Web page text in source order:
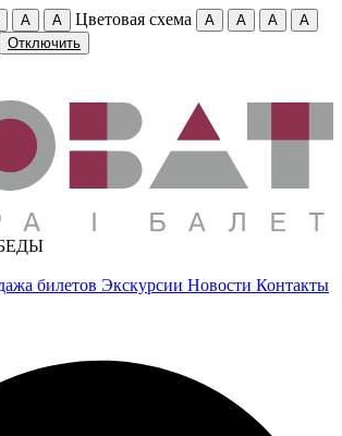
A A Цветовая схема A A A
A
Отключить
билетов Экскурсии Новости Контакты